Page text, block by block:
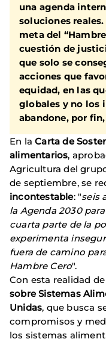
una agenda
soluciones
meta del
cuestión de
que solo se
acciones que
equidad, en las
globales y no los
abandone, por
En laCarta de
alimentarios,
Agricultura del
de septiembre, se
incontestable: "seis
la Agenda 2030
cuarta parte de la
experimenta
fuera de camino
Hambre Cero".
Con esta realidad
sobre Sistemas
Unidas, que busca
compromisos y
los sistemas